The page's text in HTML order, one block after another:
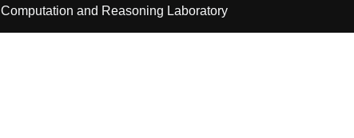
Computation and Reasoning Laboratory